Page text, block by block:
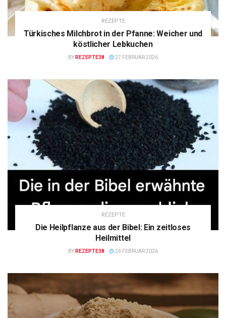
REZEPTE
Türkisches Milchbrot in der Pfanne: Weicher und
köstlicher Lebkuchen
BY REZEPTE38 27 FEBRUAR 2026
REZEPTE
Die Heilpflanze aus der Bibel: Ein zeitloses
Heilmittel
BY REZEPTE38 26 FEBRUAR 2026